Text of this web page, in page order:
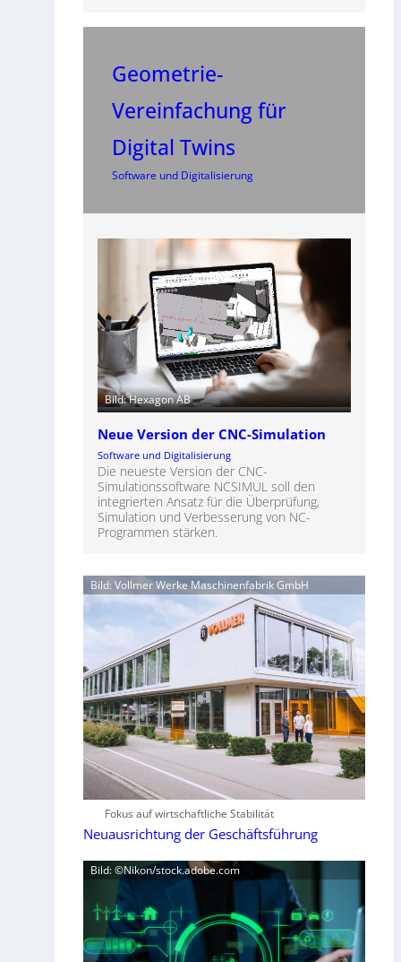
Geometrie-
Vereinfachung für
Digital Twins
Software und Digitalisierung
Bild: Hexagon AB
Neue Version der CNC-Simulation
Software und Digitalisierung
Die neueste Version der CNC-
Simulationssoftware NCSIMUL soll den
integrierten Ansatz für die Überprüfung,
Simulation und Verbesserung von NC-
Programmen stärken.
Bild: Vollmer Werke Maschinenfabrik GmbH
Fokus auf wirtschaftliche Stabilität
Neuausrichtung der Geschäftsführung
Bild: ©Nikon/stock.adobe.com